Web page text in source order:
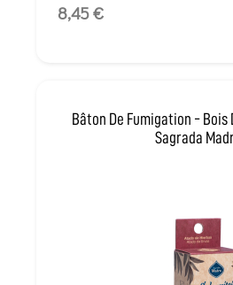
8,45 €
Bâton De Fumigation - Bois
Sagrada